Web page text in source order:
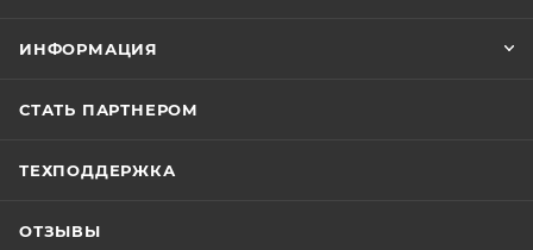
ИНФОРМАЦИЯ
СТАТЬ ПАРТНЕРОМ
ТЕХПОДДЕРЖКА
ОТЗЫВЫ